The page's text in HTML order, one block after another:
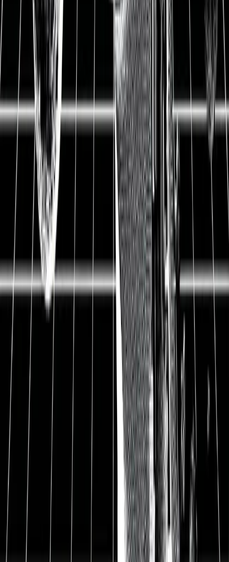
13.06.2018
2 Zusammenfassung
Aktienanalyse Bayer AG
WKN
BAY001
Preis
100 EUR
Ausstehende Aktien
973 Mio.*
Marktkapitalisierung
97.300 Mio. EUR
Nettoverschuldung
35.000 Mio. EUR**
Enterprise Value
132.300 Mio. EUR
Datum
11.06.2018
*Am 11. Juni 2018 befinden sich lediglich 858 Mio.
Aktien im Umlauf. Durch bereits begebende
Pflichtwandelanleihen und eine laufende
Kapitalerhöhung ist aber bereits absehbar, dass die
Zahl der umlaufenden Aktien bis Ende 2019 auf 973
Mio. ansteigen wird.
**Erwartete Nettoverschuldung zum 31.12.2018.
Quelle: Eigene Berechnungen. Details im Artikel.
Aufgrund der laufenden Monsanto-Übernahme und
der damit verbundenen Kapitalmaßnahmen ist es nicht
sinnvoll, mit der Verschuldung zum Jahresabschluss
2017 zu arbeiten.
Die Bayer AG hat Monsanto übernommen. In diesem
Beitrag beschäftigen wir uns mit den Folgen der
Übernahme für den Wert der Bayer-Aktien.
Überblick zur Bayer Aktienanalyse
Die Bayer AG ist eines der größten und